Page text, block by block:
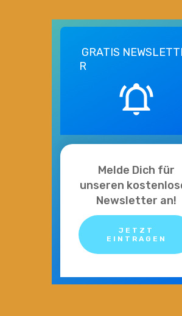
GRATIS
R
Melde Dich für
unseren
Newsletter an!
JETZT
EINTRAGEN